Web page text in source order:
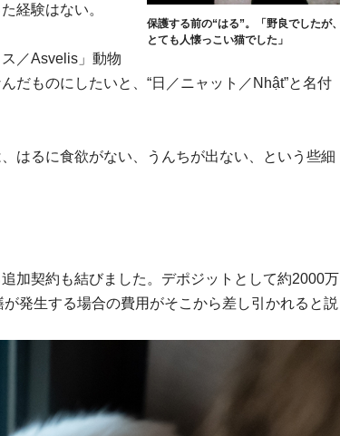
保護する前の“はる”。「野良でしたが、
とても人懐っこい猫でした」
経験はない。
／Asvelis」動物
だものにしたいと、“日／ニャット／Nhật”と名付
はるに食欲がない、うんちが出ない、という些細
加契約も結びました。デポジットとして約2000万
発生する場合の費用がそこから差し引かれると説